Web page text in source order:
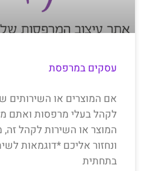
עסקים במרפסת
אם המוצרים או השירותים
לקהל בעלי מרפסות ואתם
המוצר או השירות לקהל
ונחזור אליכם *דוגמאות
בתחתית